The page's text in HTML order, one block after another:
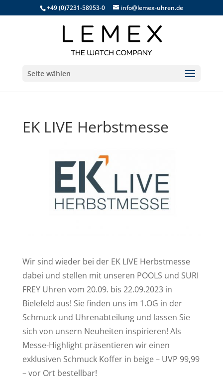
+49 (0)7231-58953-0 info@lemex-uhren.de
Seite wählen
EK LIVE Herbstmesse
Wir sind wieder bei der EK LIVE Herbstmesse
dabei und stellen mit unseren POOLS und SURI
FREY Uhren vom 20.09. bis 22.09.2023 in
Bielefeld aus! Sie finden uns im 1.OG in der
Schmuck und Uhrenabteilung und lassen Sie
sich von unsern Neuheiten inspirieren! Als
Messe-Highlight präsentieren wir einen
exklusiven Schmuck Koffer in beige – UVP 99,99
– vor Ort bestellbar!